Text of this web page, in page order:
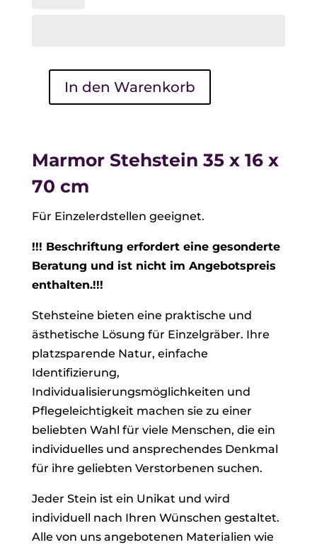
Marmor
x
x
70
Menge
In den Warenkorb
Marmor Stehstein 35 x 16 x
70 cm
Für Einzelerdstellen geeignet.
!!! Beschriftung erfordert eine gesonderte
Beratung und ist nicht im Angebotspreis
enthalten.!!!
Stehsteine bieten eine praktische und
ästhetische Lösung für Einzelgräber. Ihre
platzsparende Natur, einfache
Identifizierung,
Individualisierungsmöglichkeiten und
Pflegeleichtigkeit machen sie zu einer
beliebten Wahl für viele Menschen, die ein
individuelles und ansprechendes Denkmal
für ihre geliebten Verstorbenen suchen.
Jeder Stein ist ein Unikat und wird
individuell nach Ihren Wünschen gestaltet.
Alle von uns angebotenen Materialien wie